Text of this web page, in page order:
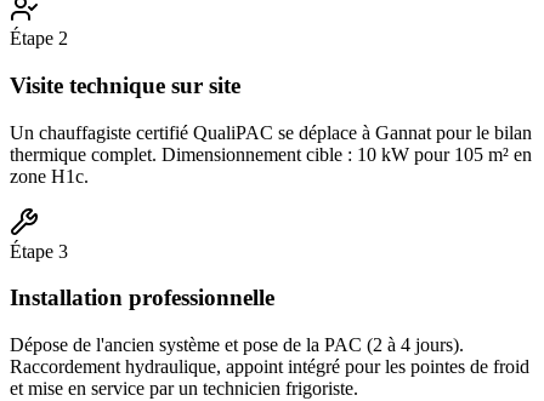
Étape 2
Visite technique sur site
Un chauffagiste certifié QualiPAC se déplace à Gannat pour le bilan
thermique complet. Dimensionnement cible : 10 kW pour 105 m² en
zone H1c.
Étape 3
Installation professionnelle
Dépose de l'ancien système et pose de la PAC (2 à 4 jours).
Raccordement hydraulique, appoint intégré pour les pointes de froid
et mise en service par un technicien frigoriste.